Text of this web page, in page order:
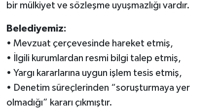
bir mülkiyet ve sözleşme uyuşmazlığı vardır.
Belediyemiz:
• Mevzuat çerçevesinde hareket etmiş,
• İlgili kurumlardan resmi bilgi talep etmiş,
• Yargı kararlarına uygun işlem tesis etmiş,
• Denetim süreçlerinden “soruşturmaya yer
olmadığı” kararı çıkmıştır.